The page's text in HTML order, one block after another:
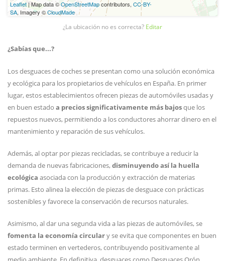
Leaflet | Map data ©OpenStreetMapcontributors, CC-BY-
SA, Imagery ©CloudMade
¿La ubicación no es correcta? Editar
¿Sabías que...?
Los desguaces de coches se presentan como una solución económica
y ecológica para los propietarios de vehículos en España. En primer
lugar, estos establecimientos ofrecen piezas de automóviles usadas y
en buen estado a precios significativamente más bajosque los
repuestos nuevos, permitiendo a los conductores ahorrar dinero en el
mantenimiento y reparación de sus vehículos.
Además, al optar por piezas recicladas, se contribuye a reducir la
demanda de nuevas fabricaciones,disminuyendo así la huella
ecológica asociada con la producción y extracción de materias
primas. Esto alinea la elección de piezas de desguace con prácticas
sostenibles y favorece la conservación de recursos naturales.
Asimismo, al dar una segunda vida a las piezas de automóviles, se
fomenta la economía circulary se evita que componentes en buen
estado terminen en vertederos, contribuyendo positivamente al